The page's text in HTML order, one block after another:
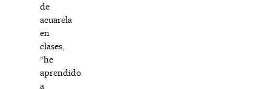
de
acuarela
en
clases,
“he
aprendido
a